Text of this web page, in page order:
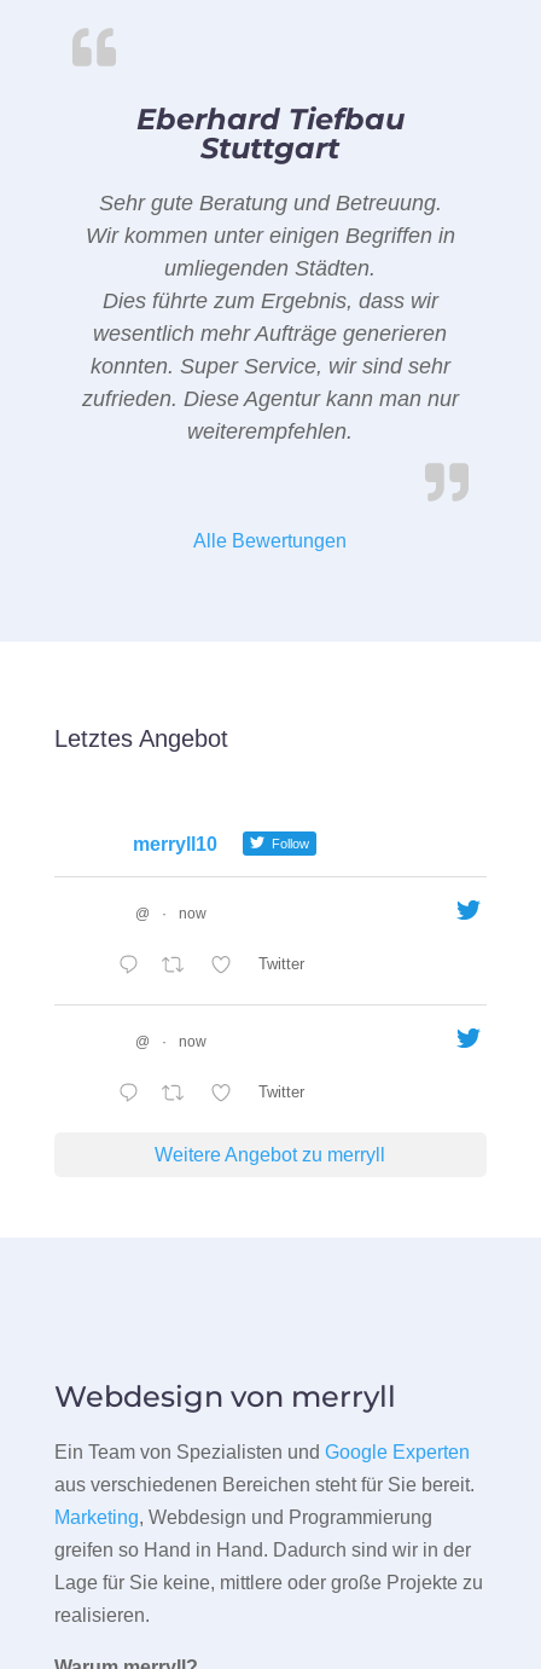
Eberhard Tiefbau
Stuttgart
Sehr gute Beratung und Betreuung.
Wir kommen unter einigen Begriffen in
umliegenden Städten.
Dies führte zum Ergebnis, dass wir
wesentlich mehr Aufträge generieren
konnten. Super Service, wir sind sehr
zufrieden. Diese Agentur kann man nur
weiterempfehlen.
Alle Bewertungen
Letztes Angebot
merryll10 Follow
@ · now
Twitter
@ · now
Twitter
Weitere Angebot zu merryll
Webdesign von merryll
Ein Team von Spezialisten und Google Experten
aus verschiedenen Bereichen steht für Sie bereit.
Marketing, Webdesign und Programmierung
greifen so Hand in Hand. Dadurch sind wir in der
Lage für Sie keine, mittlere oder große Projekte zu
realisieren.